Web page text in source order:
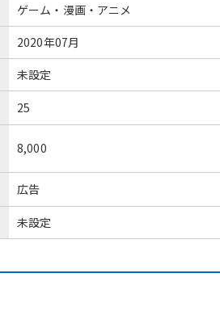
ゲーム・漫画・アニメ
2020年07月
未設定
25
8,000
広告
未設定